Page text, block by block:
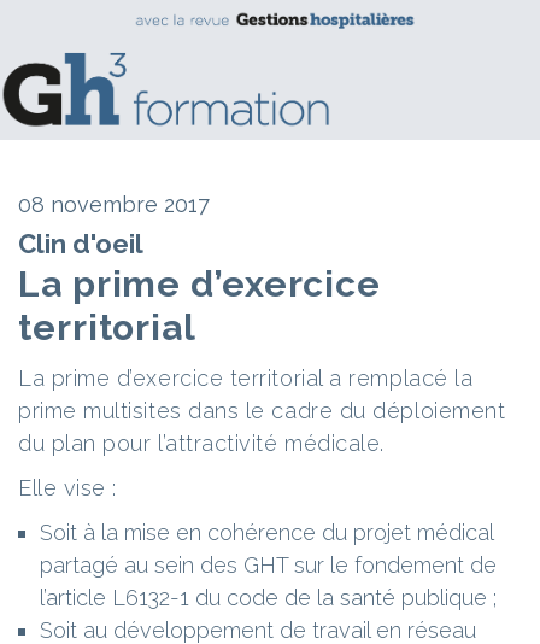
08 novembre 2017
Clin d'oeil
La prime d’exercice
territorial
La prime d’exercice territorial a remplacé la
prime multisites dans le cadre du déploiement
du plan pour l’attractivité médicale.
Elle vise :
Soit à la mise en cohérence du projet médical
partagé au sein des GHT sur le fondement de
l’article L6132-1 du code de la santé publique ;
Soit au développement de travail en réseau